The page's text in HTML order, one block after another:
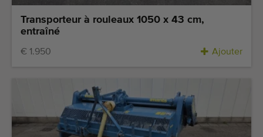
Transporteur à rouleaux 1050 x 43 cm,
entraîné
€ 1.950 Ajouter